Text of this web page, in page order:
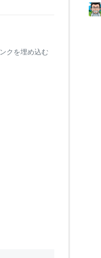
クを埋め込む